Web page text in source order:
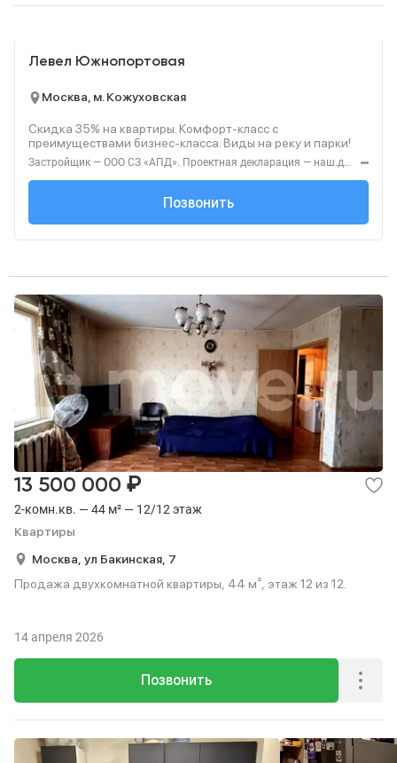
Левел Южнопортовая
Москва, м. Кожуховская
Скидка 35% на квартиры. Комфорт-класс с
преимуществами бизнес-класса. Виды на реку и парки!
Застройщик — ООО СЗ «АПД». Проектная декларация — наш.дом.рф. Акция до 28.02.2026. Не оферта. Подробности — Level.ru
+7 (495) 236-91-...
Позвонить
2-комн.кв. — 44 м² — 12/12 этаж
Квартиры
13 500 000 ₽
Москва, ул Бакинская, 7
Продажа двухкомнатной квартиры, 44 м², этаж 12 из 12.
Позвонить
14 апреля 2026